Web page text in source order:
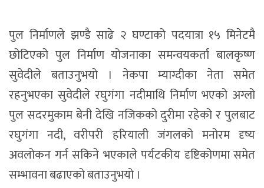
पुल निर्माणले झण्डै साढे २ घण्टाको पदयात्रा १५ मिनेटमै
छोटिएको पुल निर्माण योजनाका समन्वयकर्ता बालकृष्ण
सुवेदीले बताउनुभयो । नेकपा म्याग्दीका नेता समेत
रहनुभएका सुवेदीले रघुगंगा नदीमाथि निर्माण भएको अग्लो
पुल सदरमुकाम बेनी देखि नजिकको दुरीमा रहेको र पुलबाट
रघुगंगा नदी, वरीपरी हरियाली जंगलको मनोरम दृष्य
अवलोकन गर्न सकिने भएकाले पर्यटकीय दृष्टिकोणमा समेत
सम्भावना बढाएको बताउनुभयो ।